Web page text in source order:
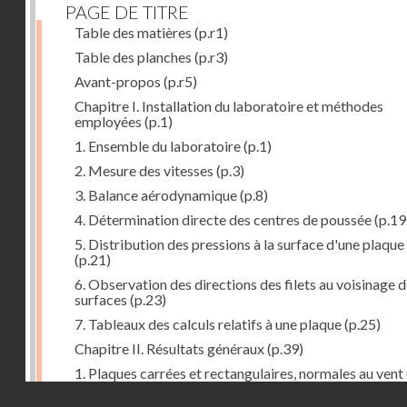
PAGE DE TITRE
Table des matières (p.r1)
Table des planches (p.r3)
Avant-propos (p.r5)
Chapitre I. Installation du laboratoire et méthodes
employées (p.1)
1. Ensemble du laboratoire(p.1)
2. Mesure des vitesses (p.3)
3. Balance aérodynamique(p.8)
4. Détermination directe des centres de poussée
5. Distribution des pressions à la surface d'une plaque
(p.21)
6. Observation des directions des filets au voisinage
surfaces (p.23)
7. Tableaux des calculs relatifs à une plaque(p.25)
Chapitre II. Résultats généraux(p.39)
1. Plaques carrées et rectangulaires, normales au vent